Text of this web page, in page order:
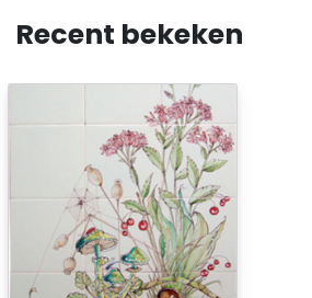
Recent bekeken